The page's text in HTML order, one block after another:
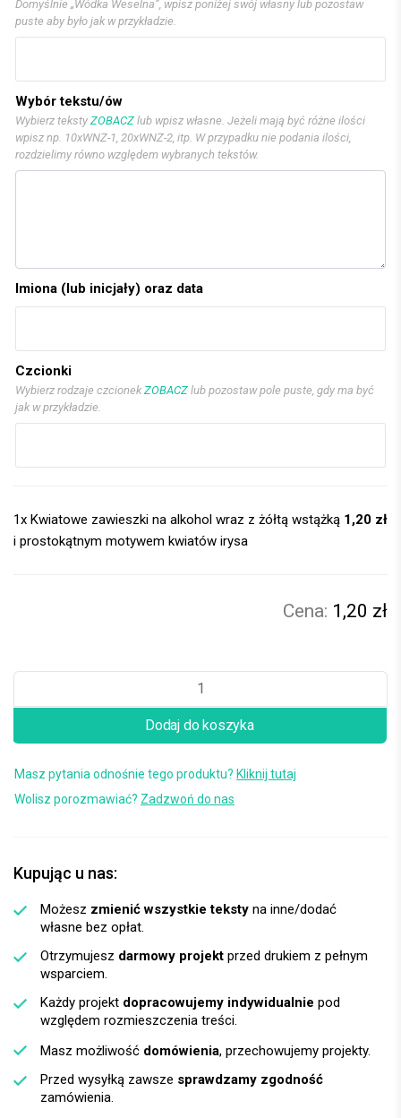
Domyślnie „Wódka Weselna”, wpisz poniżej swój własny lub pozostaw
puste aby było jak w przykładzie.
Wybór tekstu/ów
Wybierz teksty ZOBACZ lub wpisz własne. Jeżeli mają być różne ilości
wpisz np. 10xWNZ-1, 20xWNZ-2, itp. W przypadku nie podania ilości,
rozdzielimy równo względem wybranych tekstów.
Imiona (lub inicjały) oraz data
Czcionki
Wybierz rodzaje czcionek ZOBACZ lub pozostaw pole puste, gdy ma być
jak w przykładzie.
1x Kwiatowe zawieszki na alkohol wraz z żółtą wstążką
i prostokątnym motywem kwiatów irysa
1,20 zł
1,20 zł
Dodaj do koszyka
Masz pytania odnośnie tego produktu? Kliknij tutaj
Wolisz porozmawiać? Zadzwoń do nas
Kupując u nas:
Możesz zmienić wszystkie teksty na inne/dodać
własne bez opłat.
Otrzymujesz darmowy projekt przed drukiem z pełnym
wsparciem.
Każdy projekt dopracowujemy indywidualnie pod
względem rozmieszczenia treści.
Masz możliwość domówienia, przechowujemy projekty.
Przed wysyłką zawsze sprawdzamy zgodność
zamówienia.